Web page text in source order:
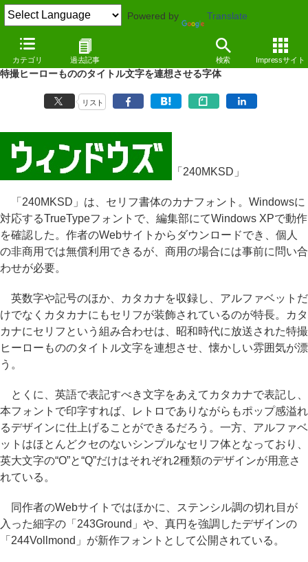
Powered by Translate
カテゴリ 過去記事 検索 Impressサイト
REVIEW
（11/03/30）
昭和の香り漂うカナフォント「240MKSD」
特撮ヒーローもののタイトル文字を連想させる字体
リスト
「240MKSD」
「240MKSD」は、セリフ書体のカナフォント。Windowsに
対応するTrueTypeフォントで、編集部にてWindows XPで動作
を確認した。作者のWebサイトからダウンロードでき、個人
の非商用では無償利用できるが、商用の場合には事前に問い合
わせが必要。
英数字や記号のほか、カタカナを収録し、アルファベットだ
けでなくカタカナにもセリフが装飾されているのが特長。カタ
カナにセリフという組み合わせは、昭和時代に放送された特撮
ヒーローもののタイトル文字を連想させ、懐かしい雰囲気が漂
う。
とくに、英語で表記すべき文字をあえてカタカナで表記し、
本フォントで印字すれば、レトロでありながらもポップ感溢れ
るデザインに仕上げることができるだろう。一方、アルファベ
ットはほとんどクセのないシンプルなセリフ体となっており、
英大文字の“O”と“Q”だけはそれぞれ2種類のデザインが用意さ
れている。
同作者のWebサイトではほかに、ステンシル調の切れ目が
入った細字の「243Ground」や、真円を強調したデザインの
「244Vollmond」が新作フォントとして公開されている。